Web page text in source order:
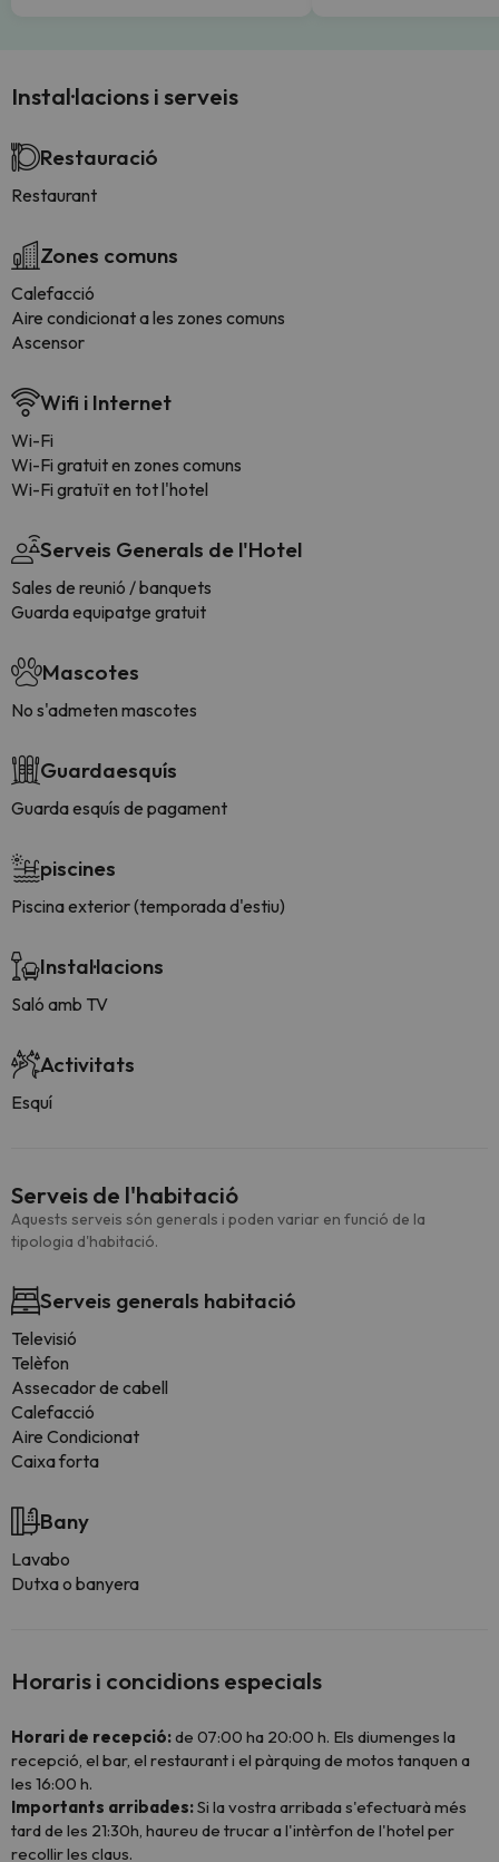
Instal·lacions i serveis
Restauració
Restaurant
Zones comuns
Calefacció
Aire condicionat a les zones comuns
Ascensor
Wifi i Internet
Wi-Fi
Wi-Fi gratuit en zones comuns
Wi-Fi gratuït en tot l'hotel
Serveis Generals de l'Hotel
Sales de reunió / banquets
Guarda equipatge gratuit
Mascotes
No s'admeten mascotes
Guardaesquís
Guarda esquís de pagament
piscines
Piscina exterior (temporada d'estiu)
Instal·lacions
Saló amb TV
Activitats
Esquí
Serveis de l'habitació
Aquests serveis són generals i poden variar en funció de la
tipologia d'habitació.
Serveis generals habitació
Televisió
Telèfon
Assecador de cabell
Calefacció
Aire Condicionat
Caixa forta
Bany
Lavabo
Dutxa o banyera
Horaris i concidions especials
Horari de recepció:de 07:00 ha 20:00 h. Els diumenges la
recepció, el bar, el restaurant i el pàrquing de motos tanquen a
les 16:00 h.
Importants arribades:Si la vostra arribada s'efectuarà més
tard de les 21:30h, haureu de trucar a l'intèrfon de l'hotel per
recollir les claus.